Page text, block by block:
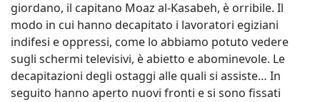
giordano, il capitano Moaz al-Kasabeh, è orribile. Il
modo in cui hanno decapitato i lavoratori egiziani
indifesi e oppressi, come lo abbiamo potuto vedere
sugli schermi televisivi, è abietto e abominevole. Le
decapitazioni degli ostaggi alle quali si assiste… In
seguito hanno aperto nuovi fronti e si sono fissati